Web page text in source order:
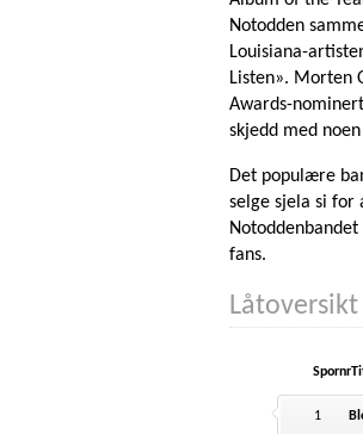
Notodden
Louisiana-
Listen». Morten
Awards-
skjedd med
Det populære
selge sjela si for
fans.
Låtoversikt
Spornr
1